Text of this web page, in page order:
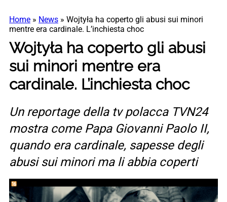
Home » News » Wojtyła ha coperto gli abusi sui minori
mentre era cardinale. L’inchiesta choc
Wojtyła ha coperto gli abusi
sui minori mentre era
cardinale. L’inchiesta choc
Un reportage della tv polacca TVN24
mostra come Papa Giovanni Paolo II,
quando era cardinale, sapesse degli
abusi sui minori ma li abbia coperti